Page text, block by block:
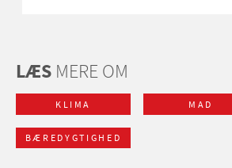
LÆS MERE OM
KLIMA MAD
BÆREDYGTIGHED